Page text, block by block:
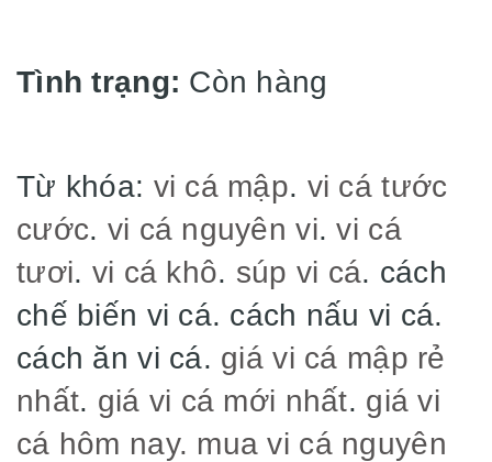
Tình trạng: Còn hàng
Từ khóa: vi cá mập. vi cá tước
cước. vi cá nguyên vi.vi cá
tươi. vi cá khô. súp vi cá. cách
chế biến vi cá. cách nấu vi cá.
cách ăn vi cá. giá vi cá mập rẻ
nhất. giá vi cá mới nhất. giá vi
cá hôm nay. mua vi cá nguyên